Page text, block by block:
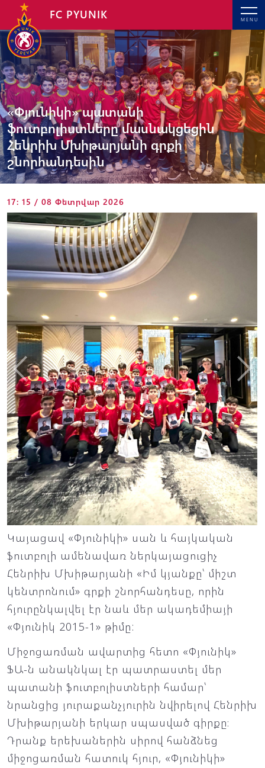
MENU
FC PYUNIK
«Փյունիկի» պատանի
ֆուտբոլիստները մասնակցեցին
Հենրիխ Մխիթարյանի գրքի
շնորհանդեսին
17: 15 / 08 Փետրվար 2026
Կայացավ «Փյունիկի» սան և հայկական
ֆուտբոլի ամենավառ ներկայացուցիչ
Հենրիխ Մխիթարյանի «Իմ կյանքը՝ միշտ
կենտրոնում» գրքի շնորհանդեսը, որին
հյուրընկալվել էր նաև մեր ակադեմիայի
«Փյունիկ 2015-1» թիմը:
Միջոցառման ավարտից հետո «Փյունիկ»
ՖԱ-ն անակնկալ էր պատրաստել մեր
պատանի ֆուտբոլիստների համար՝
նրանցից յուրաքանչյուրին նվիրելով Հենրիխ
Մխիթարյանի երկար սպասված գիրքը։
Դրանք երեխաներին սիրով հանձնեց
միջոցառման հատուկ հյուր, «Փյունիկի»